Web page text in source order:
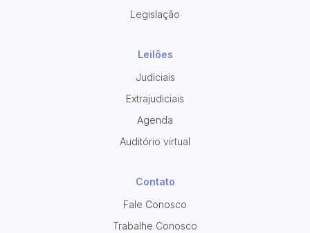
Legislação
Leilões
Judiciais
Extrajudiciais
Agenda
Auditório virtual
Contato
Fale Conosco
Trabalhe Conosco